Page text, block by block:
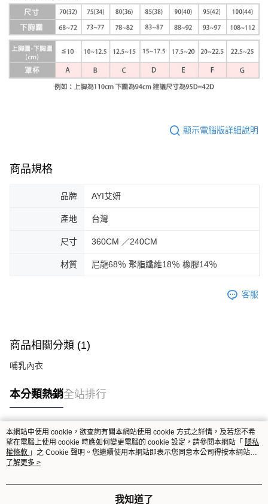
顯示電腦版詳細說明
商品規格
品牌 AYI艾妍
產地 台灣
尺寸 360CM ／240CM
材質 尼龍68％ 聚脂纖維18％ 橡膠14％
客服
商品相關分類 (1)
哺乳內衣
本分類熱銷全站排行
熱門標籤
本網站中使用 cookie，欲查詢有關本網站使用 cookie 方式之詳情，及若您不希
望在電腦上使用 cookie 時應如何變更電腦的 cookie 設定，請參閱本網站「 隱私
權條款 」之 Cookie 聲明。您繼續使用本網站即表示您同意本公司得按本網站使
用條款之 Cookie 聲明使用 cookie。
了解更多 >
我知道了